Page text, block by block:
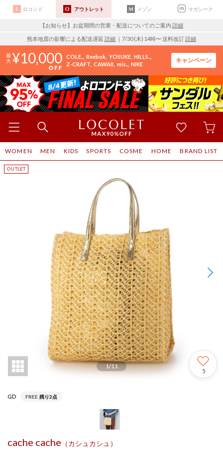
ロコンド アウトレット メゾン マガシーク
【お知らせ】お盆期間の営業・配送についてのご案内 詳細
熊本地震の影響による配送遅延 詳細 ｜7/30 (木) 14時〜 送料改訂詳細
10,000 COLE.. Reebok YOSUKE HILLS..
Z-CRAFT CAWAII mis.. NIKE
キャンペーン
WOMEN MEN KIDS SPORTS COSME HOME BRAND LIST
1/11
5
GD FREE 残り2点
cache cache （カシュカシュ）